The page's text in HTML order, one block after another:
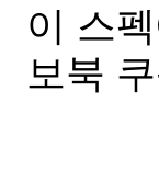
이 스
보북